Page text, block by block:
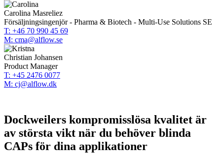
Carolina Masreliez
Försäljningsingenjör - Pharma & Biotech - Multi-Use Solutions SE
T: +46 70 990 45 69
M: cma@alflow.se
Christian Johansen
Product Manager
T: +45 2476 0077
M: cj@alflow.dk
Dockweilers kompromisslösa kvalitet är
av största vikt när du behöver blinda
CAPs för dina applikationer